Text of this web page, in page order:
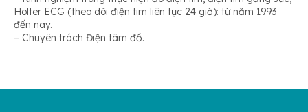
Holter ECG (theo dõi điện tim liên tục 24 giờ): từ năm 1993
đến nay.
– Chuyên trách Điện tâm đồ.